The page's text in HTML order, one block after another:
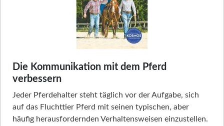
Die Kommunikation mit dem Pferd
verbessern
Jeder Pferdehalter steht täglich vor der Aufgabe, sich
auf das Fluchttier Pferd mit seinen typischen, aber
häufig herausfordernden Verhaltensweisen einzustellen.